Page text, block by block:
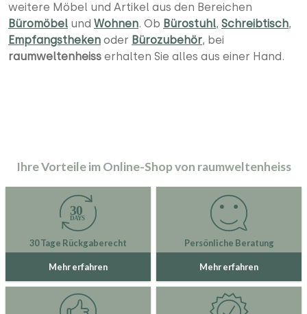
weitere Möbel und Artikel aus den Bereichen
Büromöbel und Wohnen. Ob Bürostuhl, Schreibtisch,
Empfangstheken oder Bürozubehör, bei
raumweltenheiss erhalten Sie alles aus einer Hand.
Ihre Vorteile im Online-Shop von raumweltenheiss
30 Tage Rückgaberecht
Mehr erfahren
Persönliche Beratung
Mehr erfahren